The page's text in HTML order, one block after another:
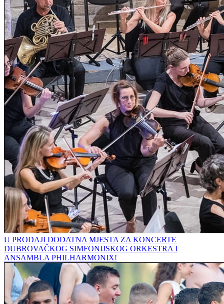
U PRODAJI DODATNA MJESTA ZA KONCERTE
DUBROVAČKOG SIMFONIJSKOG ORKESTRA I
ANSAMBLA PHILHARMONIX!